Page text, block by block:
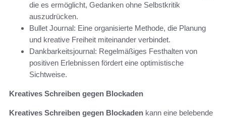
die es ermöglicht, Gedanken ohne Selbstkritik
auszudrücken.
Bullet Journal: Eine organisierte Methode, die Planung
und kreative Freiheit miteinander verbindet.
Dankbarkeitsjournal: Regelmäßiges Festhalten von
positiven Erlebnissen fördert eine optimistische
Sichtweise.
Kreatives Schreiben gegen Blockaden
Kreatives Schreiben gegen Blockaden kann eine belebende